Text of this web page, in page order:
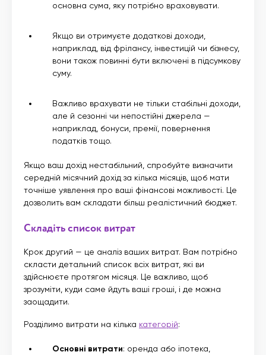
основна сума, яку потрібно враховувати.
Якщо ви отримуєте додаткові доходи,
наприклад, від фрілансу, інвестицій чи бізнесу,
вони також повинні бути включені в підсумкову
суму.
Важливо врахувати не тільки стабільні доходи,
але й сезонні чи непостійні джерела —
наприклад, бонуси, премії, повернення
податків тощо.
Якщо ваш дохід нестабільний, спробуйте визначити
середній місячний дохід за кілька місяців, щоб мати
точніше уявлення про ваші фінансові можливості. Це
дозволить вам складати більш реалістичний бюджет.
Складіть список витрат
Крок другий — це аналіз ваших витрат. Вам потрібно
скласти детальний список всіх витрат, які ви
здійснюєте протягом місяця. Це важливо, щоб
зрозуміти, куди саме йдуть ваші гроші, і де можна
заощадити.
Розділимо витрати на кілька категорій:
Основні витрати: оренда або іпотека,